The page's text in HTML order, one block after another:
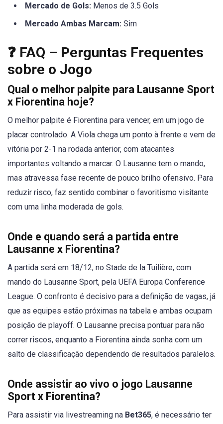
Mercado de Gols: Menos de 3.5 Gols
Mercado Ambas Marcam: Sim
❓ FAQ – Perguntas Frequentes
sobre o Jogo
Qual o melhor palpite para Lausanne Sport
x Fiorentina hoje?
O melhor palpite é Fiorentina para vencer, em um jogo de
placar controlado. A Viola chega um ponto à frente e vem de
vitória por 2-1 na rodada anterior, com atacantes
importantes voltando a marcar. O Lausanne tem o mando,
mas atravessa fase recente de pouco brilho ofensivo. Para
reduzir risco, faz sentido combinar o favoritismo visitante
com uma linha moderada de gols.
Onde e quando será a partida entre
Lausanne x Fiorentina?
A partida será em 18/12, no Stade de la Tuilière, com
mando do Lausanne Sport, pela UEFA Europa Conference
League. O confronto é decisivo para a definição de vagas, já
que as equipes estão próximas na tabela e ambas ocupam
posição de playoff. O Lausanne precisa pontuar para não
correr riscos, enquanto a Fiorentina ainda sonha com um
salto de classificação dependendo de resultados paralelos.
Onde assistir ao vivo o jogo Lausanne
Sport x Fiorentina?
Para assistir via livestreaming na Bet365, é necessário ter